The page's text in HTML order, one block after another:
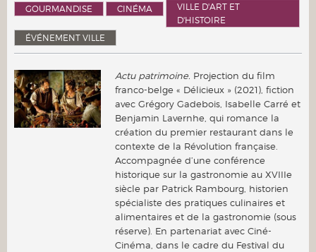
GOURMANDISE CINÉMA
VILLE D'ART ET
D'HISTOIRE
ÉVÉNEMENT VILLE
Actu patrimoine. Projection du film
franco-belge « Délicieux » (2021), fiction
avec Grégory Gadebois, Isabelle Carré et
Benjamin Lavernhe, qui romance la
création du premier restaurant dans le
contexte de la Révolution française.
Accompagnée d’une conférence
historique sur la gastronomie au XVIIIe
siècle par Patrick Rambourg, historien
spécialiste des pratiques culinaires et
alimentaires et de la gastronomie (sous
réserve). En partenariat avec Ciné-
Cinéma, dans le cadre du Festival du